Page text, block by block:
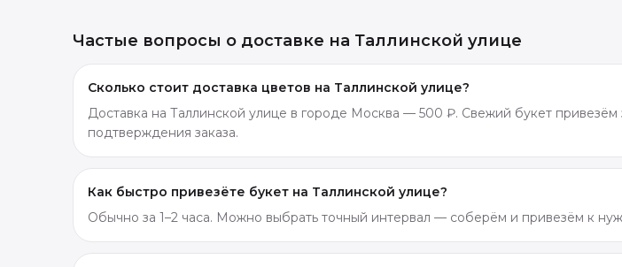
Частые вопросы о доставке на Таллинской улице
Сколько стоит доставка цветов на Таллинской улице?
Доставка на Таллинской улице в городе Москва — 500 ₽. Свежий букет привезём
подтверждения заказа.
Как быстро привезёте букет на Таллинской улице?
Обычно за 1–2 часа. Можно выбрать точный интервал — соберём и привезём к